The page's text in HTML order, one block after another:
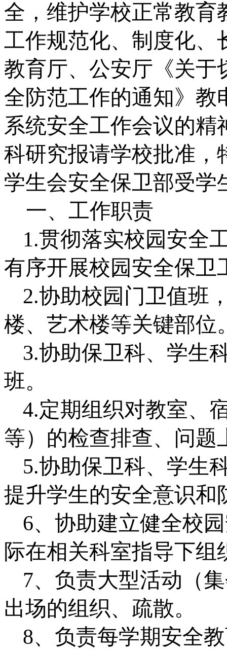
全，维护学校正常教育
工作规范化、制度化、
教育厅、公安厅 《关于
全防范工作的通知》 教
系统安全工作会议的精
科研究报请学校批准，
学生会安全保卫部受学
一、工作职责
1.贯彻落实校园安全
有序开展校园安全保卫
2.协助校园门卫值班
楼、艺术楼等关键部位
3.协助保卫科、学生
班。
4.定期组织对教室、
等） 的检查排查、 问题
5.协助保卫科、学生
提升学生的安全意识和
6、协助建立健全校
际在相关科室指导下组
7、 负责大型活动（
出场的组织、疏散。
8、负责每学期安全